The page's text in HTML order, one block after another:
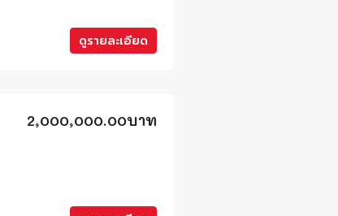
ดูรายละเอียด
2,000,000.00บาท